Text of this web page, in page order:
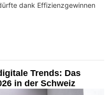
dank Effizienzgewinnen
Trends: Das
in der Schweiz